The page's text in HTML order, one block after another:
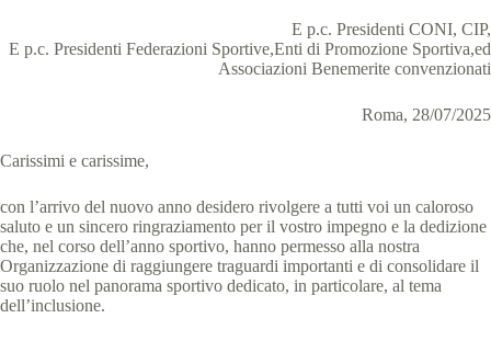
E p.c. Presidenti CONI, CIP,
E p.c. Presidenti Federazioni Sportive,Enti di Promozione Sportiva,ed
Associazioni Benemerite convenzionati
Roma, 28/07/2025
Carissimi e carissime,
con l’arrivo del nuovo anno desidero rivolgere a tutti voi un caloroso
saluto e un sincero ringraziamento per il vostro impegno e la dedizione
che, nel corso dell’anno sportivo, hanno permesso alla nostra
Organizzazione di raggiungere traguardi importanti e di consolidare il
suo ruolo nel panorama sportivo dedicato, in particolare, al tema
dell’inclusione.